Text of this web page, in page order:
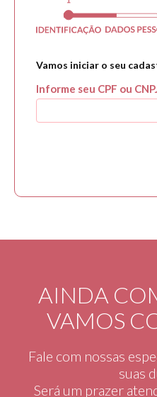
Vamos iniciar o seu
Informe seu CPF ou
AINDA
VAMOS
Fale com nossas
suas
Será um prazer